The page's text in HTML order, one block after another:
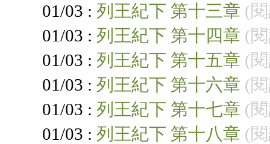
01/03 : 列王紀下 第十三章 (
01/03 : 列王紀下 第十四章 (
01/03 : 列王紀下 第十五章 (
01/03 : 列王紀下 第十六章 (
01/03 : 列王紀下 第十七章 (
01/03 : 列王紀下 第十八章 (